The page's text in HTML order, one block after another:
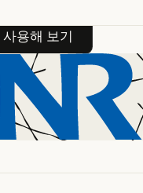
용해 보기
Claude 사용해 보기